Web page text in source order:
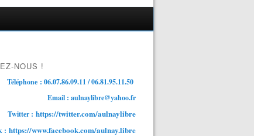
NOUS !
Téléphone : 06.07.86.09.11 / 06.81.95.11.50
Email : aulnaylibre@yahoo.fr
Twitter : https://twitter.com/aulnaylibre
: https://www.facebook.com/aulnay.libre